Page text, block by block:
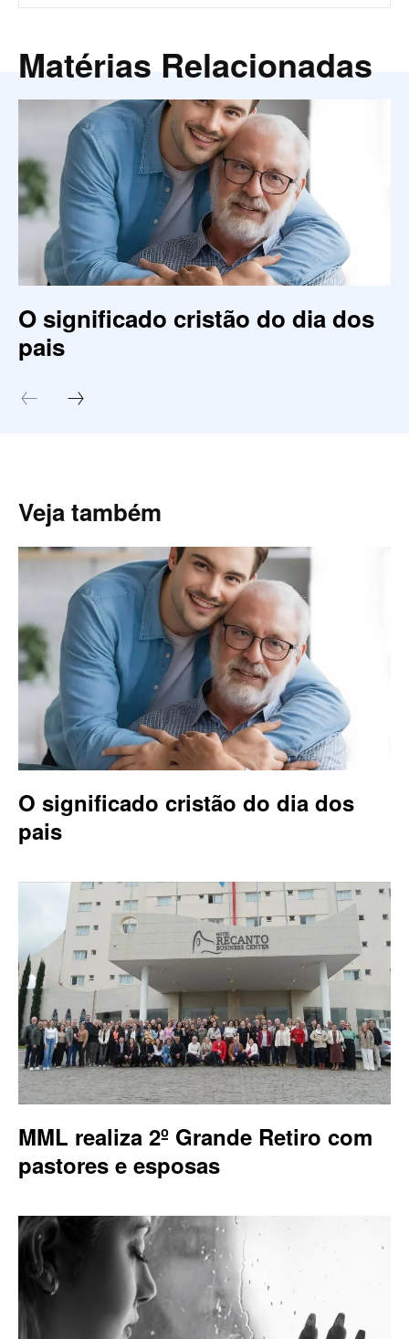
Matérias Relacionadas
O significado cristão do dia dos
pais
Veja também
O significado cristão do dia dos
pais
MML realiza 2º Grande Retiro com
pastores e esposas